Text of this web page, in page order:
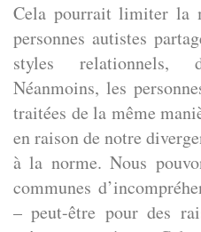
Cela pourrait limiter la
personnes autistes
styles relationnels,
Néanmoins, les
traitées de la même
en raison de notre
à la norme. Nous
communes
– peut-être pour des